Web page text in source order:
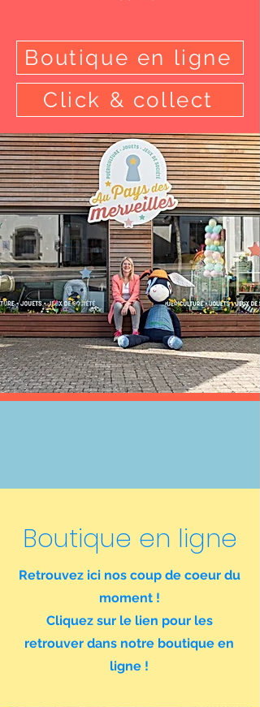
Boutique en ligne
Click & collect
Boutique en ligne
Retrouvez ici nos coup de coeur du
moment !
Cliquez sur le lien pour les
retrouver dans notre boutique en
ligne !